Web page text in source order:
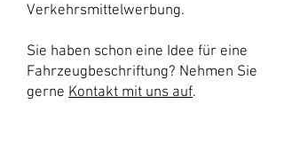
Verkehrsmittelwerbung.
Sie haben schon eine Idee für eine
Fahrzeugbeschriftung? Nehmen Sie
gerne Kontakt mit uns auf.